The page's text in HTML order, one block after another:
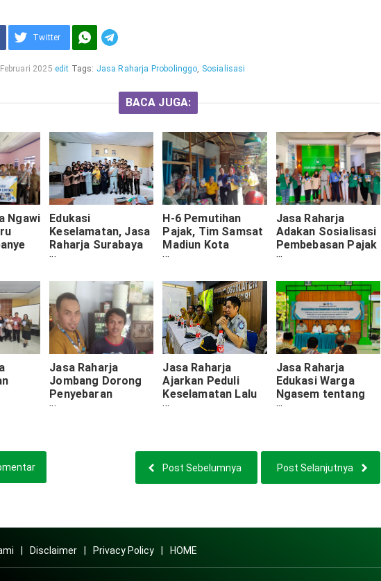
Twitter
2025 edit Tags: Jasa Raharja Probolinggo, Sosialisasi
BACA JUGA:
Ngawi
Lalu
Edukasi
Keselamatan, Jasa
Raharja Surabaya
menyelenggarakan
Raharja Mengajar'
di SMAN 11
H-6 Pemutihan
Pajak, Tim Samsat
Madiun Kota
Gencar Sosialisasi
Jasa Raharja
Adakan Sosialisasi
Pembebasan Pajak
Daerah Tahun 2024
Rajekwesi
Bojonegoro
Jasa Raharja
Jombang Dorong
Penyebaran
Informasi
Jasa Raharja
Ajarkan Peduli
Keselamatan Lalu
Lintas di SMAN 1
Jasa Raharja
Edukasi Warga
Ngasem tentang
Pentingnya Bayar
Post Selanjutnya
Post Sebelumnya
Disclaimer Privacy Policy HOME